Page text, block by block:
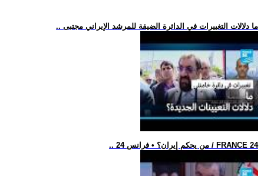
.. ما دلالات التغييرات في الدائرة الضيقة للمرشد الإيراني مجتبى
.. من يحكم إيران؟ • فرانس 24 / FRANCE 24